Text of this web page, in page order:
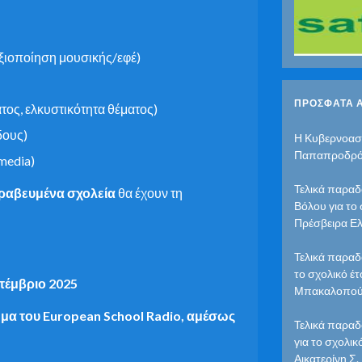
μουσικής/εφέ)
ελκυστικότητα θέματος)
σχολείαθα έχουν τη
2025
του European School Radio, αμέσως
ΠΡΌΣΦΑΤΑ
Η
Τελικά
Βόλου για
Πρέσβειρα
Τελικά
το σχολικό
Τελικά
για το
Αικατερίνη